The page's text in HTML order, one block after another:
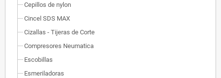
Cepillos de nylon
Cincel SDS MAX
Cizallas - Tijeras de Corte
Compresores Neumatica
Escobillas
Esmeriladoras